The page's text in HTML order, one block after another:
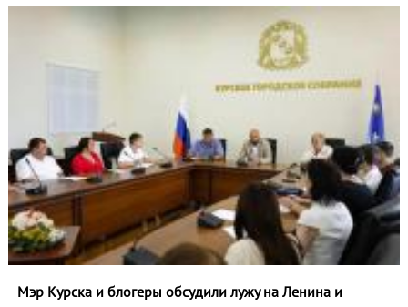
Мэр Курска и блогеры обсудили лужу на Ленина и